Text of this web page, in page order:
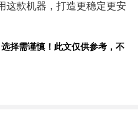
这款机器，打造更稳定更安
择需谨慎！此文仅供参考，不